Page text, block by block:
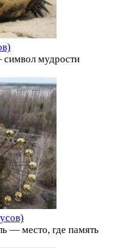
мудрости
— место, где память